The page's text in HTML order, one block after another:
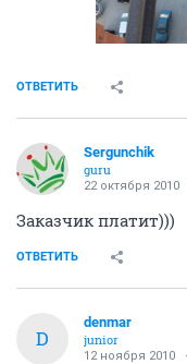
ОТВЕТИТЬ
Sergunchik
guru
22 октября 2010
Заказчик платит)))
ОТВЕТИТЬ
D
denmar
junior
12 ноября 2010